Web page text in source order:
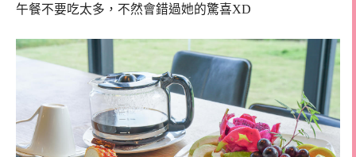
午餐不要吃太多，不然會錯過她的驚喜XD